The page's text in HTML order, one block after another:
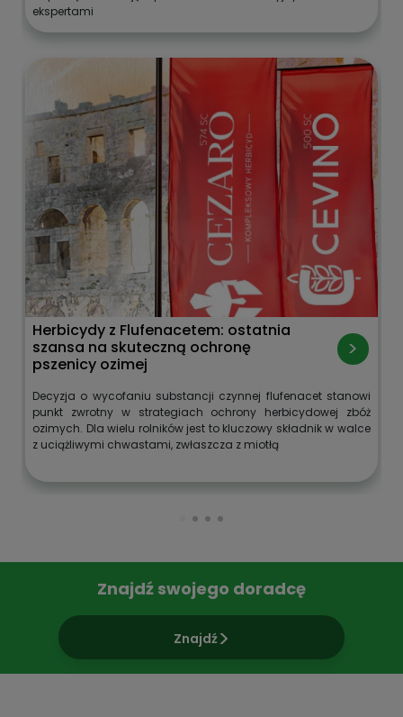
ekspertami
Herbicydy z Flufenacetem: ostatnia
szansa na skuteczną ochronę
pszenicy ozimej
Decyzja o wycofaniu substancji czynnej flufenacet stanowi
punkt zwrotny w strategiach ochrony herbicydowej zbóż
ozimych. Dla wielu rolników jest to kluczowy składnik w walce
z uciążliwymi chwastami, zwłaszcza z miotłą
Znajdź swojego doradcę
Znajdź